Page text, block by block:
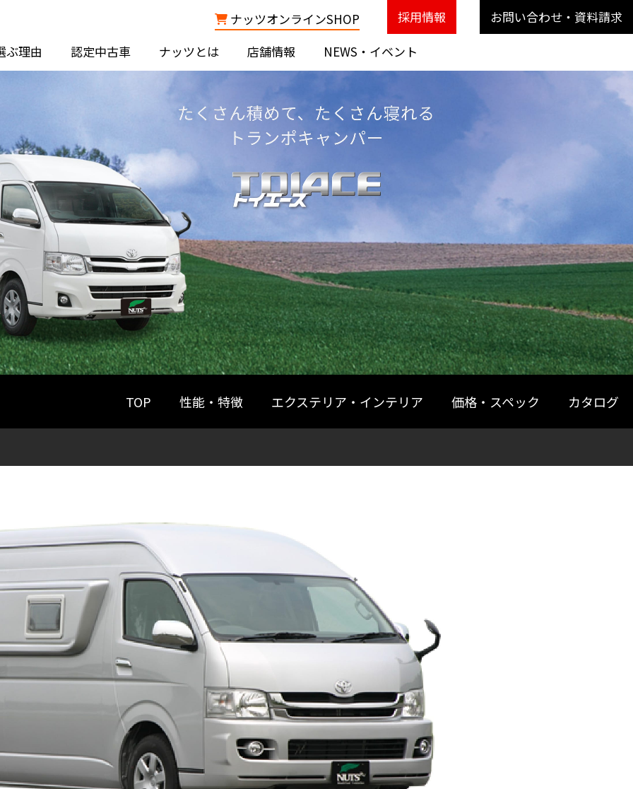
お問い合わせ・資料請求
ぶ理由
認定中古車 ナッツとは 店舗情報 NEWS・イベント
ナッツオンラインSHOP 採用情報
TOP 性能・特徴 エクステリア・インテリア 価格・スペック カタログ